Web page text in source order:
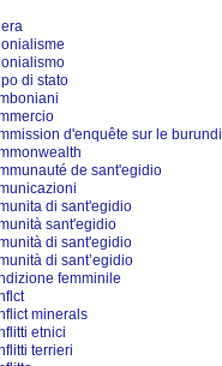
di stato
d'enquête sur le burundi
de sant'egidio
di sant'egidio
sant'egidio
di sant'egidio
di sant’egidio
femminile
minerals
etnici
terrieri